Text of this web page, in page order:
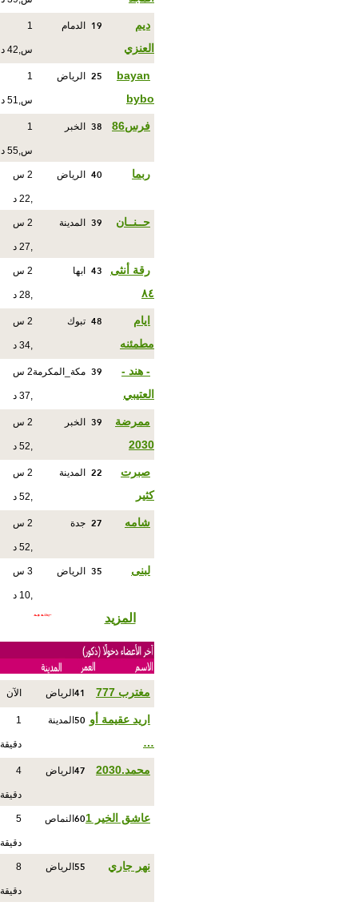
ديم
العنزي
19 الدمام 1
س,42 د
bayan
bybo
25 الرياض 1
س,51 د
فرس86 38 الخبر 1
س,55 د
ربما 40 الرياض 2 س
,22 د
حــنــان 39 المدينة 2 س
,27 د
رقة أنثى
٨٤
43 ابها 2 س
,28 د
ايام
مطمئنه
48 تبوك 2 س
,34 د
- هند -
العتيبي
39 مكة_المكرمة 2 س
,37 د
ممرضة
2030
39 الخبر 2 س
,52 د
صبرت
كثير
22 المدينة 2 س
,52 د
شامه 27 جدة 2 س
,52 د
لبنى 35 الرياض 3 س
,10 د
المزيد
مغترب 777 41 الرياض الآن
اريد عقيمة أو
…
50 المدينة 1
دقيقة
محمد.2030 47 الرياض 4
دقيقة
عاشق الخير 1 60 النماص 5
دقيقة
نهر جاري 55 الرياض 8
دقيقة